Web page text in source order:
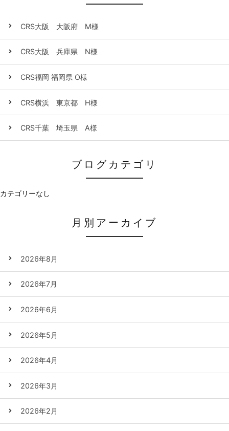
CRS大阪 大阪府 M様
CRS大阪 兵庫県 N様
CRS福岡 福岡県 O様
CRS横浜 東京都 H様
CRS千葉 埼玉県 A様
ブログカテゴリ
カテゴリーなし
月別アーカイブ
2026年8月
2026年7月
2026年6月
2026年5月
2026年4月
2026年3月
2026年2月